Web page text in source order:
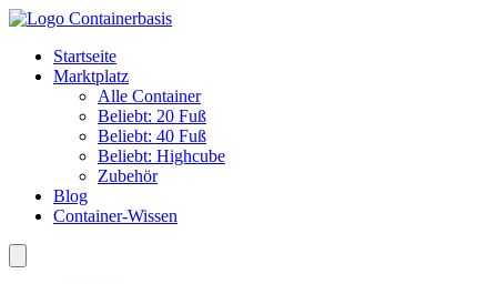
Startseite
Marktplatz
Alle Container
Beliebt: 20 Fuß
Beliebt: 40 Fuß
Beliebt: Highcube
Zubehör
Blog
Container-Wissen